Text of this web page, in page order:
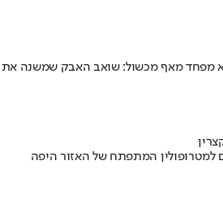
מפחד מאף מכשול: שואב האבק שמשנה את
למטרופולין המתפתח של האזור היפה